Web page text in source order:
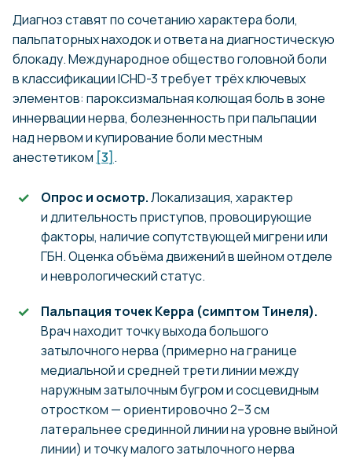
Диагноз ставят по сочетанию характера боли,
пальпаторных находок и ответа на диагностическую
блокаду. Международное общество головной боли
в классификации ICHD-3 требует трёх ключевых
элементов: пароксизмальная колющая боль в зоне
иннервации нерва, болезненность при пальпации
над нервом и купирование боли местным
анестетиком [3] .
Опрос и осмотр.Локализация, характер
и длительность приступов, провоцирующие
факторы, наличие сопутствующей мигрени или
ГБН. Оценка объёма движений в шейном отделе
и неврологический статус.
Пальпация точек Керра (симптом Тинеля).
Врач находит точку выхода большого
затылочного нерва (примерно на границе
медиальной и средней трети линии между
наружным затылочным бугром и сосцевидным
отростком — ориентировочно 2–3 см
латеральнее срединной линии на уровне выйной
линии) и точку малого затылочного нерва